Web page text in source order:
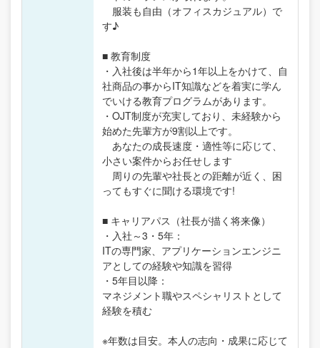
服装も自由（オフィスカジュアル）で
す♪
■ 教育制度
・入社後は半年から1年以上をかけて、自
社商品の事からIT知識などを着実に学ん
でいける教育プログラムがあります。
・OJT制度が充実しており、未経験から
始めた先輩方が9割以上です。
あなたの成長速度・適性等に応じて、
小さい案件からお任せします
周りの先輩や社長との距離が近く、困
ってもすぐに聞ける環境です!
■ キャリアパス（社長が描く将来像）
・入社～3・5年：
ITの専門家、アプリケーションエンジニ
アとしての経験や知識を習得
・5年目以降：
マネジメント職やスペシャリストとして
経験を積む
※年数は目安。本人の志向・成果に応じて